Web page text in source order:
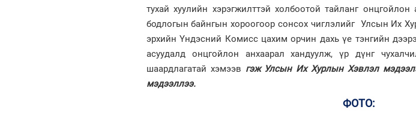
тухай хуулийн хэрэгжилттэй холбоотой тайланг
бодлогын байнгын хороогоор сонсох чиглэлийг Улсын Их
эрхийн Үндэсний Комисс цахим орчин дахь үе тэнгийн
асуудалд онцгойлон анхаарал хандуулж, үр дүнг
шаардлагатай хэмээв гэж Улсын Их Хурлын Хэвлэл
мэдээллээ.
ФОТО: